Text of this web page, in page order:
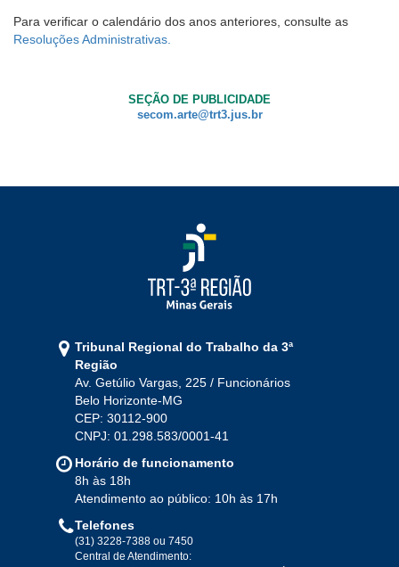
Para verificar o calendário dos anos anteriores, consulte as
Resoluções Administrativas.
SEÇÃO DE PUBLICIDADE
secom.arte@trt3.jus.br
Tribunal Regional do Trabalho da 3ª
Região
Av. Getúlio Vargas, 225 / Funcionários
Belo Horizonte-MG
CEP: 30112-900
CNPJ: 01.298.583/0001-41
Horário de funcionamento
8h às 18h
Atendimento ao público: 10h às 17h
Telefones
(31) 3228-7388 ou 7450
Central de Atendimento: